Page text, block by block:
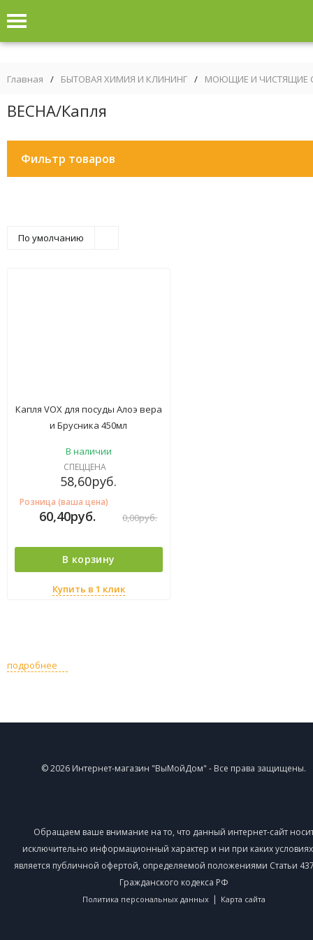
Главная / БЫТОВАЯ ХИМИЯ И КЛИНИНГ / МОЮЩИЕ И ЧИСТЯЩИЕ
ВЕСНА/Капля
Фильтр товаров
По умолчанию
Капля VOX для посуды Алоэ вера
и Брусника 450мл
В наличии
СПЕЦЦЕНА
58,60руб.
Розница (ваша цена)
60,40руб. 0,00руб.
В корзину
Купить в 1 клик
подробнее
© 2026 Интернет-магазин "ВыМойДом" - Все права защищены.
Обращаем ваше внимание на то, что данный интернет-сайт
исключительно информационный характер и ни при каких
является публичной офертой, определяемой положениями Статьи
Гражданского кодекса РФ
Политика персональных данных | Карта сайта